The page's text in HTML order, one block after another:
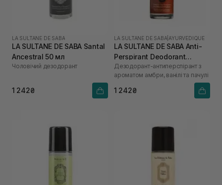
LA SULTANE DE SABA
LA SULTANE DE SABA Santal
Ancestral 50 мл
Чоловічий дезодорант
1 242₴
LA SULTANE DE SABA AYURVEDIQUE
LA SULTANE DE SABA Anti-
Perspirant Deodorant
Ayurvedique 50 мл
Дезодорант-антиперспірант з
ароматом амбри, ванілі та пачулі
1 242₴